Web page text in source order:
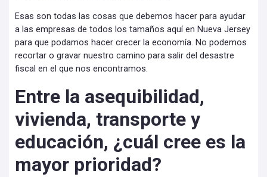
Esas son todas las cosas que debemos hacer para ayudar
a las empresas de todos los tamaños aquí en Nueva Jersey
para que podamos hacer crecer la economía. No podemos
recortar o gravar nuestro camino para salir del desastre
fiscal en el que nos encontramos.
Entre la asequibilidad,
vivienda, transporte y
educación, ¿cuál cree es la
mayor prioridad?